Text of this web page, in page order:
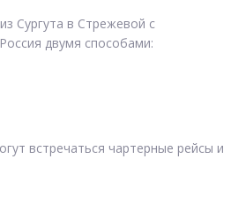
Сургута в Стрежевой с
двумя способами:
встречаться чартерные рейсы и